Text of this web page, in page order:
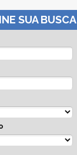
SUA BUSCA